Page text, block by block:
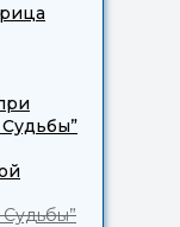
Судьбы”